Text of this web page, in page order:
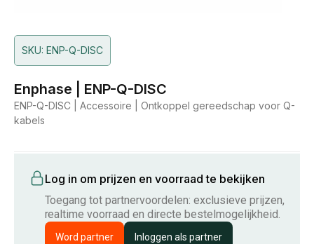
SKU: ENP-Q-DISC
Enphase | ENP-Q-DISC
ENP-Q-DISC | Accessoire | Ontkoppel gereedschap voor Q-
kabels
Log in om prijzen en voorraad te bekijken
Toegang tot partnervoordelen: exclusieve prijzen,
realtime voorraad en directe bestelmogelijkheid.
Word partner Inloggen als partner